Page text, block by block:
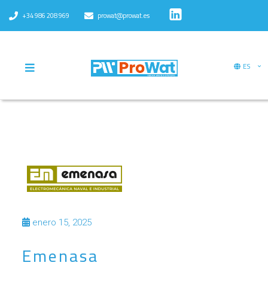
+34 986 208 969 prowat@prowat.es
ES
enero 15, 2025
Emenasa